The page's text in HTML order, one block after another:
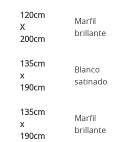
120cm
X
200cm
Marfil
brillante
135cm
x
190cm
Blanco
satinado
135cm
x
190cm
Marfil
brillante